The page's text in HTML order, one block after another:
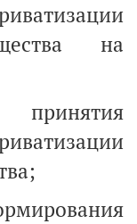
на
принятия